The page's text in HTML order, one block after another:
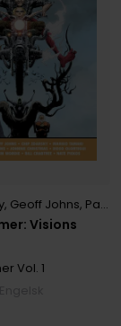
Visions
, Geoff Johns, Patton Oswalt
Vol. 1